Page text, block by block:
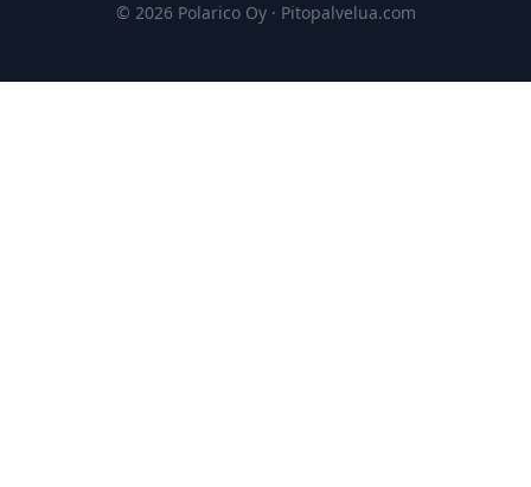
© 2026 Polarico Oy · Pitopalvelua.com